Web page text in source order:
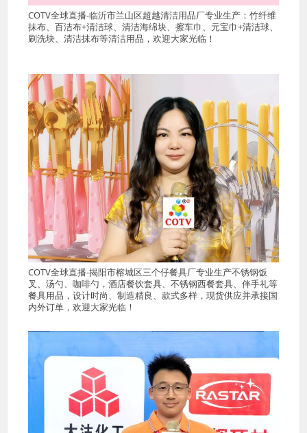
COTV全球直播-临沂市兰山区超越清洁用品厂专业生产：竹纤维
抹布、百洁布+清洁球、清洁海绵块、擦车巾、元宝巾+清洁球、
刷洗块、清洁抺布等清洁用品，欢迎大家光临！
COTV全球直播-揭阳市榕城区三个仔餐具厂专业生产不锈钢饭
叉、汤勺、咖啡勺，酒店餐饮套具、不锈钢西餐套具、伴手礼等
餐具用品，设计时尚、制造精良、款式多样，现货供应并承接国
内外订单，欢迎大家光临！